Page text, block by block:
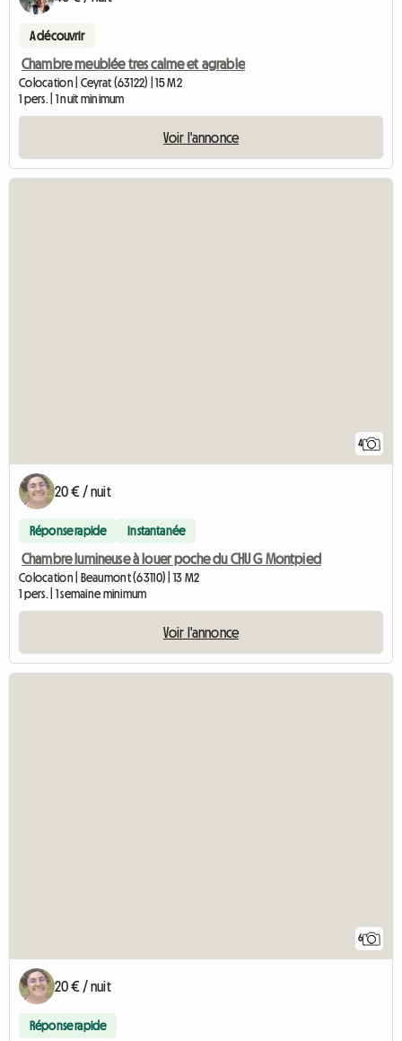
A découvrir
Chambre meublée tres calme et agrable
Colocation | Ceyrat (63122) | 15 M2
1 pers. | 1 nuit minimum
Voir l'annonce
4
20 € / nuit
Réponse rapide Instantanée
Chambre lumineuse à louer poche du CHU G Montpied
Colocation | Beaumont (63110) | 13 M2
1 pers. | 1 semaine minimum
Voir l'annonce
6
20 € / nuit
Réponse rapide